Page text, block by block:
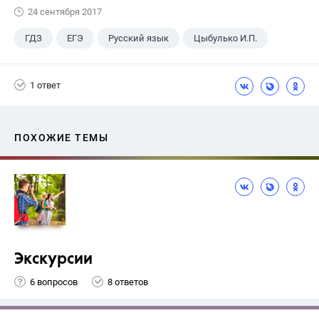
24 сентября 2017
ГДЗ ЕГЭ Русский язык Цыбулько И.П.
1 ответ
ПОХОЖИЕ ТЕМЫ
Экскурсии
6 вопросов 8 ответов